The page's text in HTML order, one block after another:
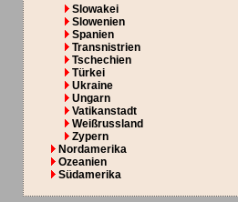
Slowakei
Slowenien
Spanien
Transnistrien
Tschechien
Türkei
Ukraine
Ungarn
Vatikanstadt
Weißrussland
Zypern
Nordamerika
Ozeanien
Südamerika